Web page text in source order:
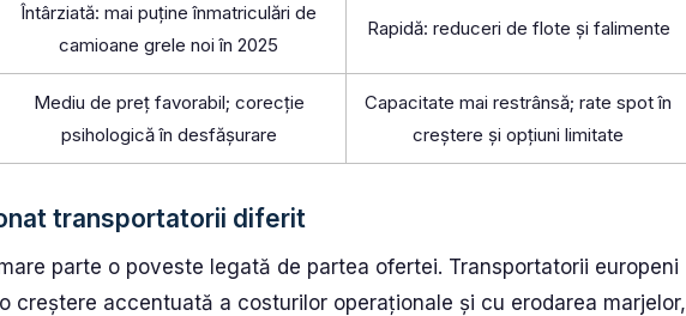
Întârziată: mai puține înmatriculări de
camioane grele noi în 2025
Rapidă: reduceri de flote și falimente
Mediu de preț favorabil; corecție
psihologică în desfășurare
Capacitate mai restrânsă; rate spot în
creștere și opțiuni limitate
transportatorii diferit
parte o poveste legată de partea ofertei. Transportatorii europeni
creștere accentuată a costurilor operaționale și cu erodarea marjelor,